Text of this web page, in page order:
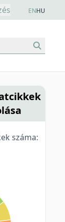
ENHU
száma: